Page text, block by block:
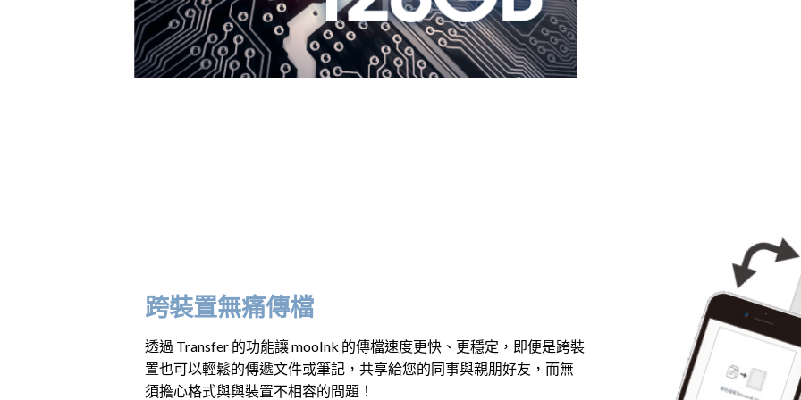
跨裝置無痛傳檔
透過 Transfer 的功能讓 mooInk 的傳檔速度更快、更穩定，即便是跨裝
置也可以輕鬆的傳遞文件或筆記，共享給您的同事與親朋好友，而無
須擔心格式與與裝置不相容的問題！